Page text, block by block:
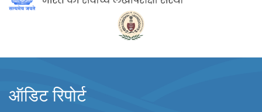
ऑडिट रिपोर्ट